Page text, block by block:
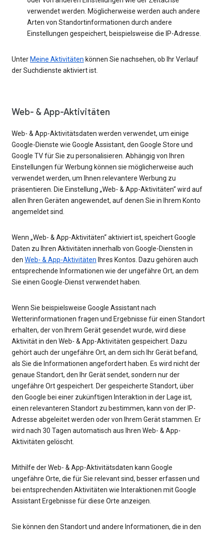
verwendet werden. Möglicherweise werden auch andere
Arten von Standortinformationen durch andere
Einstellungen gespeichert, beispielsweise die IP-Adresse.
Unter Meine Aktivitäten können Sie nachsehen, ob Ihr Verlauf
der Suchdienste aktiviert ist.
Web- & App-Aktivitäten
Web- & App-Aktivitätsdaten werden verwendet, um einige
Google-Dienste wie Google Assistant, den Google Store und
Google TV für Sie zu personalisieren. Abhängig von Ihren
Einstellungen für Werbung können sie möglicherweise auch
verwendet werden, um Ihnen relevantere Werbung zu
präsentieren. Die Einstellung „Web- & App-Aktivitäten“ wird auf
allen Ihren Geräten angewendet, auf denen Sie in Ihrem Konto
angemeldet sind.
Wenn „Web- & App-Aktivitäten“ aktiviert ist, speichert Google
Daten zu Ihren Aktivitäten innerhalb von Google-Diensten in
den Web- & App-Aktivitäten Ihres Kontos. Dazu gehören auch
entsprechende Informationen wie der ungefähre Ort, an dem
Sie einen Google-Dienst verwendet haben.
Wenn Sie beispielsweise Google Assistant nach
Wetterinformationen fragen und Ergebnisse für einen Standort
erhalten, der von Ihrem Gerät gesendet wurde, wird diese
Aktivität in den Web- & App-Aktivitäten gespeichert. Dazu
gehört auch der ungefähre Ort, an dem sich Ihr Gerät befand,
als Sie die Informationen angefordert haben. Es wird nicht der
genaue Standort, den Ihr Gerät sendet, sondern nur der
ungefähre Ort gespeichert. Der gespeicherte Standort, über
den Google bei einer zukünftigen Interaktion in der Lage ist,
einen relevanteren Standort zu bestimmen, kann von der IP-
Adresse abgeleitet werden oder von Ihrem Gerät stammen. Er
wird nach 30 Tagen automatisch aus Ihren Web- & App-
Aktivitäten gelöscht.
Mithilfe der Web- & App-Aktivitätsdaten kann Google
ungefähre Orte, die für Sie relevant sind, besser erfassen und
bei entsprechenden Aktivitäten wie Interaktionen mit Google
Assistant Ergebnisse für diese Orte anzeigen.
Sie können den Standort und andere Informationen, die in den